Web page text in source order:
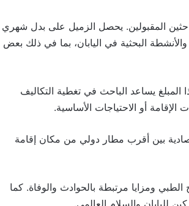
المقبولين. يحصل الزميل على بدل شهري
والأنشطة البحثية في اليابان، بما في ذلك بعض
وصول قدره 120,000 ين ياباني. هذا المبلغ يساعد الباحث في تغطية التكاليف
الإقامة أو الاحتياجات الأساسية.
بين أقرب مطار دولي من مكان إقامة
ومزايا مرتبطة بالحوادث والوفاة. كما
لليابان والسلام العالمي.